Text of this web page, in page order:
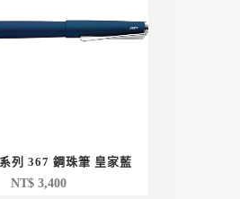
列 367 鋼珠筆 皇家藍
NT$ 3,400